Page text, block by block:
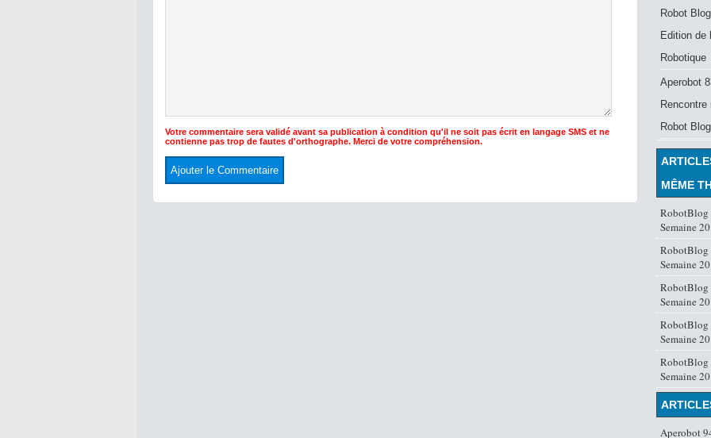
Votre commentaire sera validé avant sa publication à condition qu'il ne soit pas écrit en langage SMS et ne
contienne pas trop de fautes d'orthographe. Merci de votre compréhension.
Robot Blog
Edition de
Robotique
Aperobot
Rencontre
Robot Blog
MÊME
RobotBlog
Semaine
RobotBlog
Semaine
RobotBlog
Semaine
RobotBlog
Semaine
RobotBlog
Semaine
Aperobot